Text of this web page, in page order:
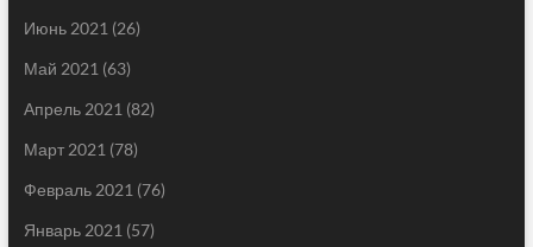
Июнь 2021 (26)
Май 2021 (63)
Апрель 2021 (82)
Март 2021 (78)
Февраль 2021 (76)
Январь 2021 (57)